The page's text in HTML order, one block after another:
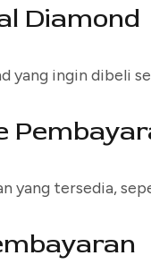
Diamond
yang ingin dibeli
yang tersedia,